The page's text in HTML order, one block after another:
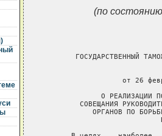
(по
ГОСУДАРСТВЕННЫЙ
от 26
О РЕАЛИЗАЦИИ
СОВЕЩАНИЯ
ОРГАНОВ ПО